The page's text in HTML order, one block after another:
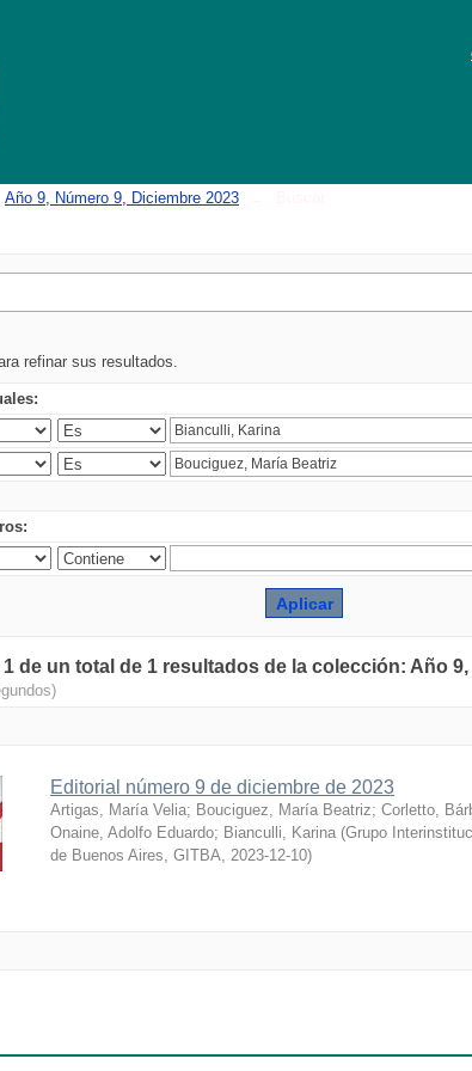
Año 9, Número 9, Diciembre 2023
refinar sus resultados.
de un total de 1 resultados de la colección: Año
Editorial número 9 de diciembre de 2023
Artigas, María Velia; Bouciguez, María Beatriz; Corletto,
Onaine, Adolfo Eduardo; Bianculli, Karina (Grupo
de Buenos Aires, GITBA, 2023-12-10)